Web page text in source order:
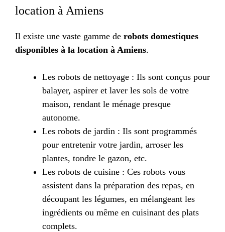
location à Amiens
Il existe une vaste gamme de robots domestiques
disponibles à la location à Amiens.
Les robots de nettoyage : Ils sont conçus pour
balayer, aspirer et laver les sols de votre
maison, rendant le ménage presque
autonome.
Les robots de jardin : Ils sont programmés
pour entretenir votre jardin, arroser les
plantes, tondre le gazon, etc.
Les robots de cuisine : Ces robots vous
assistent dans la préparation des repas, en
découpant les légumes, en mélangeant les
ingrédients ou même en cuisinant des plats
complets.